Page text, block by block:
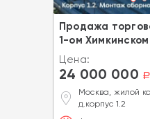
Продажа
1-ом Химкинском
Цена:
24 000 000 a
Москва, жилой
д.корпус 1.2